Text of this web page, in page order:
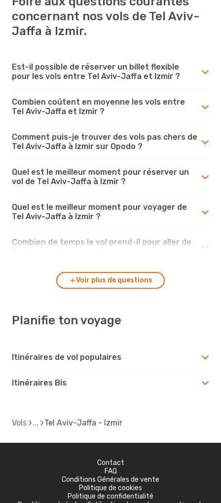
concernant nos vols de Tel Aviv-
Jaffa à Izmir.
Est-il possible de réserver un billet flexible
pour les vols entre Tel Aviv-Jaffa et Izmir ?
Combien coûtent en moyenne les vols entre
Tel Aviv-Jaffa et Izmir ?
Comment puis-je trouver des vols pas chers de
Tel Aviv-Jaffa à Izmir sur Opodo ?
Quel est le meilleur moment pour réserver un
vol de Tel Aviv-Jaffa à Izmir ?
Quel est le meilleur moment pour voyager de
Tel Aviv-Jaffa à Izmir ?
Combien de temps le vol prend-il pour aller de
Voir plus de questions
Planifie ton voyage
Itinéraires de vol populaires
Itinéraires Bis
Vols Tel Aviv-Jaffa - Izmir
Contact
FAQ
Conditions Générales de vente
Politique de cookies
Politique de confidentialité